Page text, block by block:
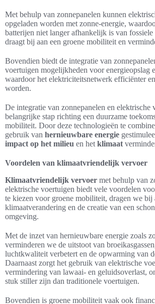
Met behulp van zonnepanelen kunnen
opgeladen worden met zonne-energie,
batterijen niet langer afhankelijk is van
draagt bij aan een groene mobiliteit en
Bovendien biedt de integratie van
voertuigen mogelijkheden voor energieopslag
waardoor het elektriciteitsnetwerk efficiënter
worden.
De integratie van zonnepanelen en elektrische
belangrijke stap richting een duurzame
mobiliteit. Door deze technologieën te
gebruik van hernieuwbare energie
impact op het milieu en het klimaat
Voordelen van klimaatvriendelijk vervoer
Klimaatvriendelijk vervoer met behulp van
elektrische voertuigen biedt vele voordelen
te kiezen voor groene mobiliteit, dragen we bij
klimaatverandering en de creatie van een
omgeving.
Met de inzet van hernieuwbare energie zoals
verminderen we de uitstoot van
luchtkwaliteit verbetert en de opwarming van
Daarnaast zorgt het gebruik van elektrische
vermindering van lawaai- en geluidsoverlast,
stuk stiller zijn dan traditionele voertuigen.
Bovendien is groene mobiliteit vaak ook